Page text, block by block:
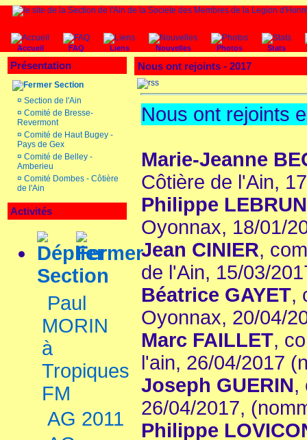
Accueil FAQ Liens Nouvelles Photos Stats
Présentation
Section
¤ Section de l'Ain
¤ Comité de Bresse-
Revermont
¤ Comité de Haut Bugey -
Pays de Gex
¤ Comité de Belley -
Amberieu
¤ Comité Dombes - Côtière
de l'Ain
Activités
Section
Paul
MORIN
à
Tropiques
FM
AG 2011
Nous ont rejoints - 2017
Nous ont rejoints
Marie-Jeanne
Côtière de l'Ain,
Philippe LEBRUN
Oyonnax, 18/01/
Jean CINIER,
de l'Ain, 15/03/
Béatrice GAYET,
Oyonnax, 20/04/
Marc FAILLET,
l'ain, 26/04/2017
Joseph GUERIN,
26/04/2017,
Philippe